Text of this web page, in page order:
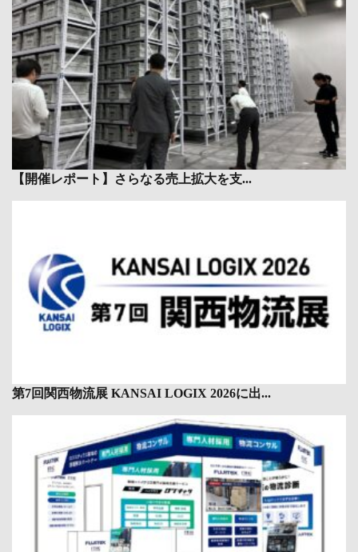
【開催レポート】さらなる売上拡大を支...
第7回関西物流展 KANSAI LOGIX 2026に出...